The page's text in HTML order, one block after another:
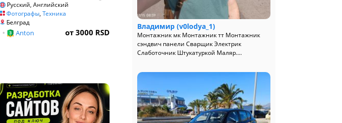
Русский, Английский
Фотографы, Техника
Белград
от 3000 RSD
• Anton
Владимир (v0lodya_1)
Монтажник мк Монтажник тт Монтажник
сэндвич панели Сварщик Электрик
Слаботочник Штукатуркой Маляр....